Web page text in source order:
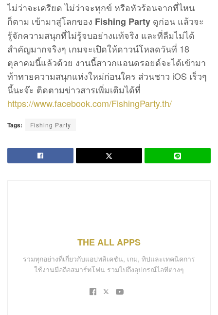
ไม่ว่าจะเครียด ไม่ว่าจะทุกข์ หรือหัวร้อนจากที่ไหน
ก็ตาม เข้ามาสู่โลกของ Fishing Party ดูก่อน แล้วจะ
รู้จักความสนุกที่ไม่รู้จบอย่างแท้จริง และที่ลืมไม่ได้
สำคัญมากจริงๆ เกมจะเปิดให้ดาวน์โหลดวันที่ 18
ตุลาคมนี้แล้วด้วย งานนี้สาวกแอนดรอยด์จะได้เข้ามา
ท้าทายความสนุกแห่งใหม่ก่อนใคร ส่วนชาว iOS เร็วๆ
นี้นะจ๊ะ ติดตามข่าวสารเพิ่มเติมได้ที่
https://www.facebook.com/FishingParty.th/
Tags: Fishing Party
THE ALL APPS
รวมทุกอย่างที่เกี่ยวกับแอปพลิเคชัน, เกม, ทิปและเทคนิคการ
ใช้งานมือถือสมาร์ทโฟน รวมไปถึงอุปกรณ์ไอทีต่างๆ